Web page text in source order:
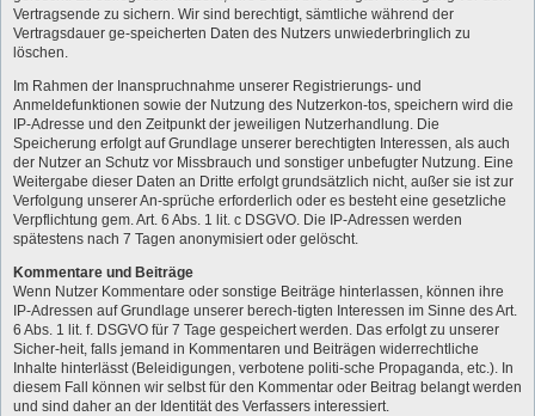
Vertragsende zu sichern. Wir sind berechtigt, sämtliche während der
Vertragsdauer ge-speicherten Daten des Nutzers unwiederbringlich zu
löschen.
Im Rahmen der Inanspruchnahme unserer Registrierungs- und
Anmeldefunktionen sowie der Nutzung des Nutzerkon-tos, speichern wird die
IP-Adresse und den Zeitpunkt der jeweiligen Nutzerhandlung. Die
Speicherung erfolgt auf Grundlage unserer berechtigten Interessen, als auch
der Nutzer an Schutz vor Missbrauch und sonstiger unbefugter Nutzung. Eine
Weitergabe dieser Daten an Dritte erfolgt grundsätzlich nicht, außer sie ist zur
Verfolgung unserer An-sprüche erforderlich oder es besteht eine gesetzliche
Verpflichtung gem. Art. 6 Abs. 1 lit. c DSGVO. Die IP-Adressen werden
spätestens nach 7 Tagen anonymisiert oder gelöscht.
Kommentare und Beiträge
Wenn Nutzer Kommentare oder sonstige Beiträge hinterlassen, können ihre
IP-Adressen auf Grundlage unserer berech-tigten Interessen im Sinne des Art.
6 Abs. 1 lit. f. DSGVO für 7 Tage gespeichert werden. Das erfolgt zu unserer
Sicher-heit, falls jemand in Kommentaren und Beiträgen widerrechtliche
Inhalte hinterlässt (Beleidigungen, verbotene politi-sche Propaganda, etc.). In
diesem Fall können wir selbst für den Kommentar oder Beitrag belangt werden
und sind daher an der Identität des Verfassers interessiert.